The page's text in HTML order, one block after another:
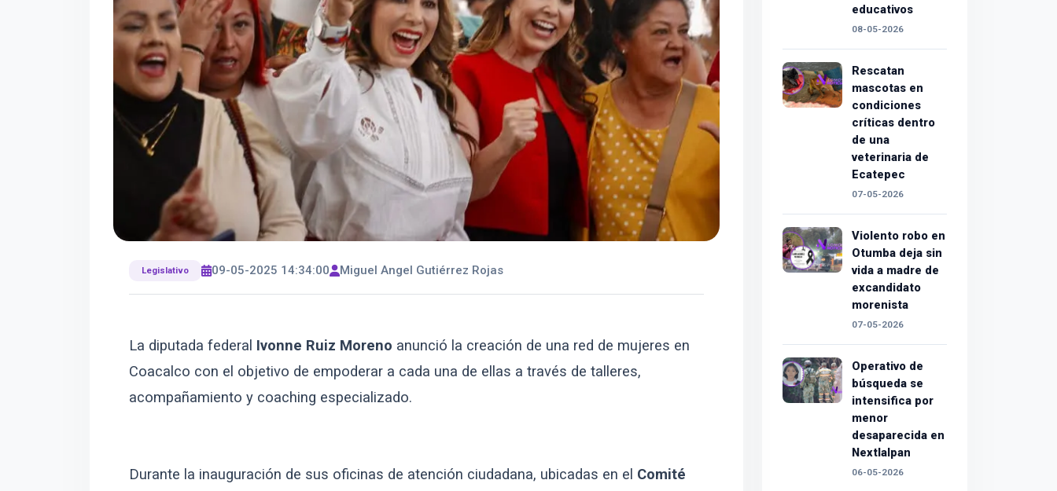
Legislativo 09-05-2025 14:34:00 Miguel Angel Gutiérrez Rojas
La diputada federal Ivonne Ruiz Moreno anunció la creación de una red de mujeres en
Coacalco con el objetivo de empoderar a cada una de ellas a través de talleres,
acompañamiento y coaching especializado.
Durante la inauguración de sus oficinas de atención ciudadana, ubicadas en el Comité
educativos
08-05-2026
Rescatan
mascotas en
condiciones
críticas dentro
de una
veterinaria de
Ecatepec
07-05-2026
Violento robo en
Otumba deja sin
vida a madre de
excandidato
morenista
07-05-2026
Operativo de
búsqueda se
intensifica por
menor
desaparecida en
Nextlalpan
06-05-2026